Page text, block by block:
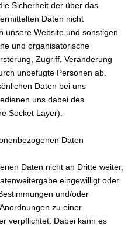
Sicherheit der über das
Daten nicht
unsere Website und sonstigen
und organisatorische
Zugriff, Veränderung
unbefugte Per­sonen ab.
Daten bei uns
uns dabei des
Socket Layer).
Daten
Daten nicht an Dritte weiter,
eingewilligt oder
und/oder
zu einer
verpflichtet. Dabei kann es